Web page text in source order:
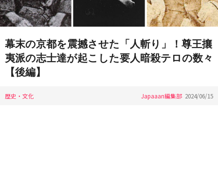
幕末の京都を震撼させた「人斬り」！尊王攘
夷派の志士達が起こした要人暗殺テロの数々
【後編】
歴史・文化 Japaaan編集部 2024/06/15